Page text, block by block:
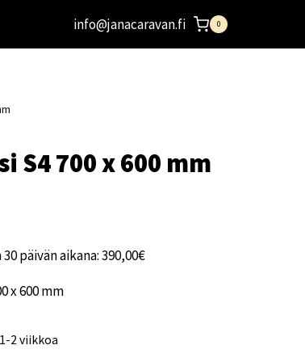
info@janacaravan.fi 0
S4 700 x 600 mm
päivän aikana:390,00€
x 600 mm
2 viikkoa